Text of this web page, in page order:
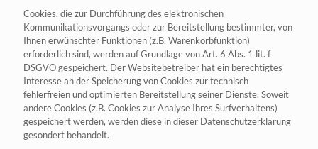
Cookies, die zur Durchführung des elektronischen
Kommunikationsvorgangs oder zur Bereitstellung bestimmter, von
Ihnen erwünschter Funktionen (z.B. Warenkorbfunktion)
erforderlich sind, werden auf Grundlage von Art. 6 Abs. 1 lit. f
DSGVO gespeichert. Der Websitebetreiber hat ein berechtigtes
Interesse an der Speicherung von Cookies zur technisch
fehlerfreien und optimierten Bereitstellung seiner Dienste. Soweit
andere Cookies (z.B. Cookies zur Analyse Ihres Surfverhaltens)
gespeichert werden, werden diese in dieser Datenschutzerklärung
gesondert behandelt.